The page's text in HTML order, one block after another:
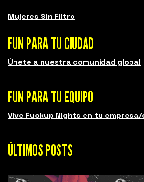
Mujeres Sin Filtro
FUN PARA TU CIUDAD
Únete a nuestra comunidad global
FUN PARA TU EQUIPO
Vive Fuckup Nights en tu
ÚLTIMOS POSTS